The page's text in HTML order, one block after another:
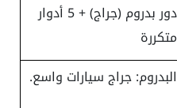
دور بدروم (جراج) + 5 أدوار
متكررة
البدروم: جراج سيارات واسع.